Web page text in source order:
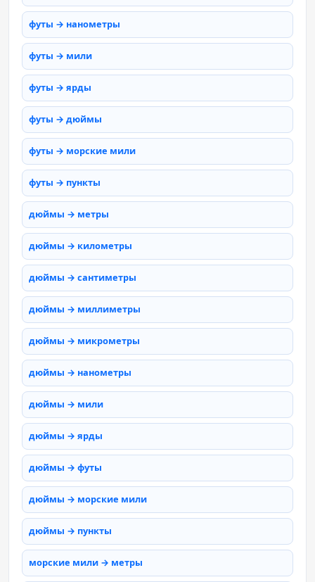
футы → нанометры
футы → мили
футы → ярды
футы → дюймы
футы → морские мили
футы → пункты
дюймы → метры
дюймы → километры
дюймы → сантиметры
дюймы → миллиметры
дюймы → микрометры
дюймы → нанометры
дюймы → мили
дюймы → ярды
дюймы → футы
дюймы → морские мили
дюймы → пункты
морские мили → метры